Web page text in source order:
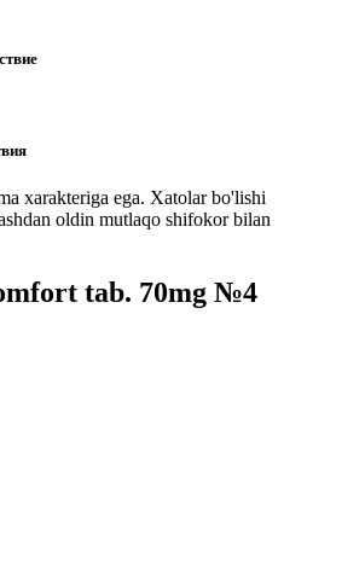
xarakteriga ega. Xatolar bo'lishi
oldin mutlaqo shifokor bilan
tab. 70mg №4